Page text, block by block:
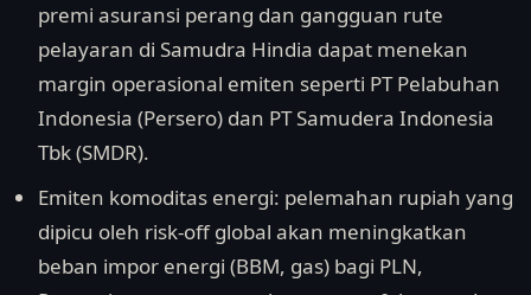
premi asuransi perang dan gangguan rute
pelayaran di Samudra Hindia dapat menekan
margin operasional emiten seperti PT Pelabuhan
Indonesia (Persero) dan PT Samudera Indonesia
Tbk (SMDR).
Emiten komoditas energi: pelemahan rupiah yang
dipicu oleh risk-off global akan meningkatkan
beban impor energi (BBM, gas) bagi PLN,